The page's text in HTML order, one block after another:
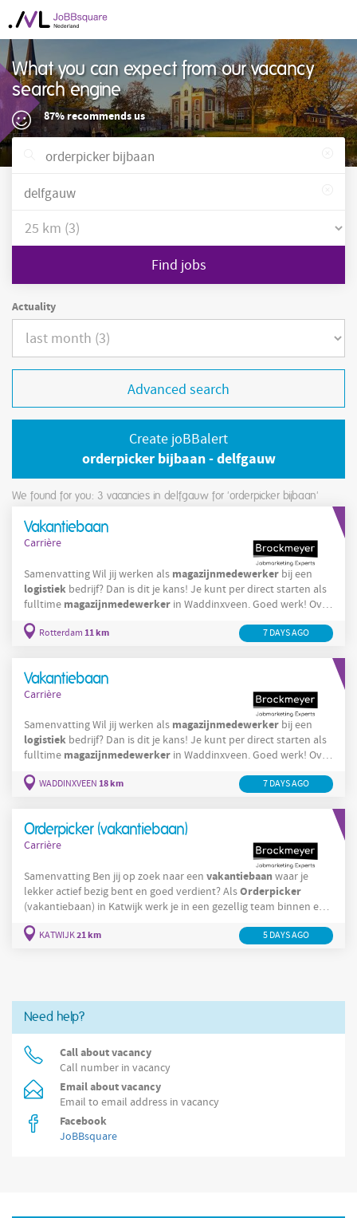
What you can expect from our vacancy
search engine
87% recommends us
Find jobs
Actuality
Advanced search
Create joBBalert
orderpicker bijbaan - delfgauw
We found for you: 3 vacancies in delfgauw for 'orderpicker bijbaan'
Vakantiebaan
Carrière
Samenvatting Wil jij werken als magazijnmedewerker bij een
logistiek bedrijf? Dan is dit je kans! Je kunt per direct starten als
fulltime magazijnmedewerker in Waddinxveen. Goed werk! Over
een levendigdistributiecentrum
binnen een divers team. Je
Rotterdam 11 km 7 DAYS AGO
Vakantiebaan
Carrière
Samenvatting Wil jij werken als magazijnmedewerker bij een
logistiek bedrijf? Dan is dit je kans! Je kunt per direct starten als
fulltime magazijnmedewerker in Waddinxveen. Goed werk! Over
een levendigdistributiecentrum
binnen een divers team. Je
WADDINXVEEN 18 km 7 DAYS AGO
Orderpicker (vakantiebaan)
Carrière
Samenvatting Ben jij op zoek naar een vakantiebaan waar je
lekker actief bezig bent en goed verdient? AlsOrderpicker
(vakantiebaan) in Katwijk werk je in een gezellig team binnen een
om werkervaring op te doen én je bankrekening te spekken.
KATWIJK21 km 5 DAYS AGO
Need help?
Call about vacancy
Call number in vacancy
Email about vacancy
Email to email address in vacancy
Facebook
JoBBsquare